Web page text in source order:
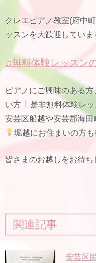
クレエピアノ教室(府中
ッスンを大歓迎していま
♫無料体験レッスン
ピアノにご興味のある
い方
是非無料体験レ
安芸区船越や安芸郡海
堀越にお住まいの方
皆さまのお越しをお待
関連記事
安芸区